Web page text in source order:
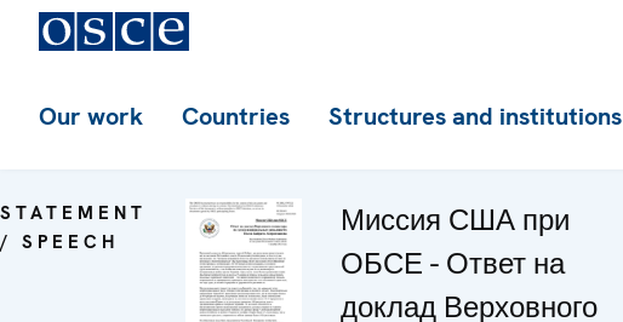
Our work Countries Structures and institutions
STATEMENT
/ SPEECH
Миссия США при
ОБСЕ - Ответ на
доклад Верховного